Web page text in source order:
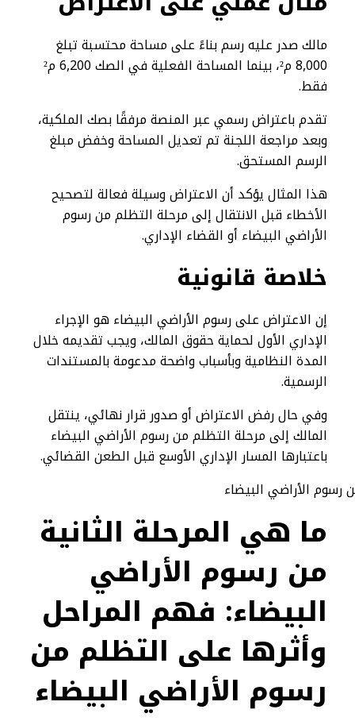
مالك صدر عليه رسم بناءً على مساحة محتسبة تبلغ
8,000 م²، بينما المساحة الفعلية في الصك 6,200 م²
فقط.
تقدم باعتراض رسمي عبر المنصة مرفقًا بصك الملكية،
وبعد مراجعة اللجنة تم تعديل المساحة وخفض مبلغ
الرسم المستحق.
هذا المثال يؤكد أن الاعتراض وسيلة فعالة لتصحيح
الأخطاء قبل الانتقال إلى مرحلة التظلم من رسوم
الأراضي البيضاء أو القضاء الإداري.
خلاصة قانونية
إن الاعتراض على رسوم الأراضي البيضاء هو الإجراء
الإداري الأول لحماية حقوق المالك، ويجب تقديمه خلال
المدة النظامية وبأسباب واضحة مدعومة بالمستندات
الرسمية.
وفي حال رفض الاعتراض أو صدور قرار نهائي، ينتقل
المالك إلى مرحلة التظلم من رسوم الأراضي البيضاء
باعتبارها المسار الإداري الأوسع قبل الطعن القضائي.
ما هي المرحلة الثانية
من رسوم الأراضي
البيضاء: فهم المراحل
وأثرها على التظلم من
رسوم الأراضي البيضاء